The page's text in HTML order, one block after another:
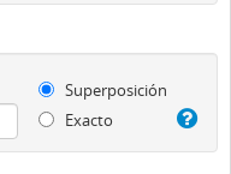
Superposición
Exacto